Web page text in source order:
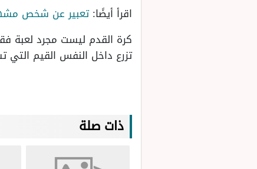
اقرأ أيضًا:تعبير عن شخص
كرة القدم ليست مجرد لعبة
تزرع داخل النفس القيم التي
ذات صلة